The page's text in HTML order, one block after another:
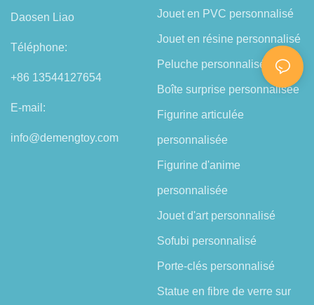
Daosen Liao
Téléphone:
+86 13544127654
E-mail:
info@demengtoy.com
Jouet en PVC personnalisé
Jouet en résine personnalisé
Peluche personnalisée
Boîte surprise personnalisée
Figurine articulée
personnalisée
Figurine d'anime
personnalisée
Jouet d'art personnalisé
Sofubi personnalisé
Porte-clés personnalisé
Statue en fibre de verre sur